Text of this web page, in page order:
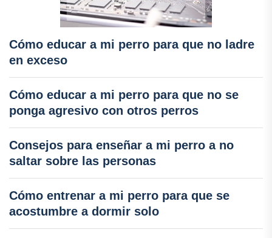
Cómo educar a mi perro para que no ladre
en exceso
Cómo educar a mi perro para que no se
ponga agresivo con otros perros
Consejos para enseñar a mi perro a no
saltar sobre las personas
Cómo entrenar a mi perro para que se
acostumbre a dormir solo